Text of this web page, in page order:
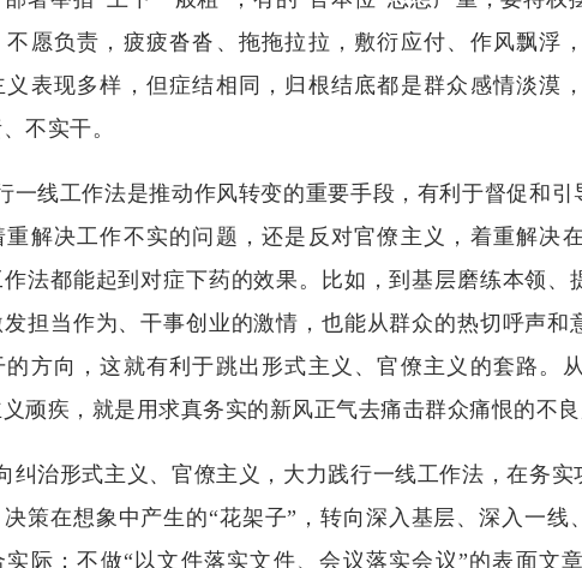
不愿负责，疲疲沓沓、拖拖拉拉，敷衍应付、作风飘浮
义表现多样，但症结相同，归根结底都是群众感情淡漠
不实干。
线工作法是推动作风转变的重要手段，有利于督促和引
重解决工作不实的问题，还是反对官僚主义，着重解决
法都能起到对症下药的效果。比如，到基层磨练本领、
担当作为、干事创业的激情，也能从群众的热切呼声和
的方向，这就有利于跳出形式主义、官僚主义的套路。
顽疾，就是用求真务实的新风正气去痛击群众痛恨的不良
治形式主义、官僚主义，大力践行一线工作法，在务实
策在想象中产生的“花架子”，转向深入基层、深入一线
实际；不做“以文件落实文件、会议落实会议”的表面文